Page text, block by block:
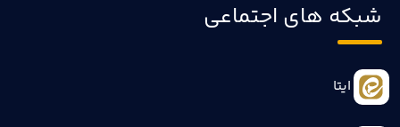
شبکه های اجتماعی
ایتا